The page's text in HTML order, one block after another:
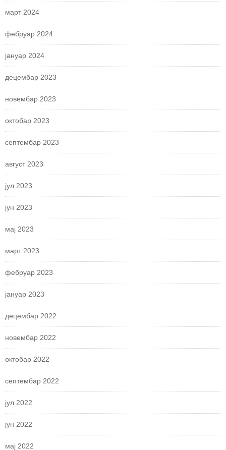
март 2024
фебруар 2024
јануар 2024
децембар 2023
новембар 2023
октобар 2023
септембар 2023
август 2023
јул 2023
јун 2023
мај 2023
март 2023
фебруар 2023
јануар 2023
децембар 2022
новембар 2022
октобар 2022
септембар 2022
јул 2022
јун 2022
мај 2022